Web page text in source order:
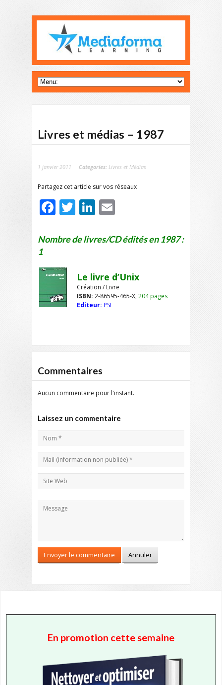
Livres et médias – 1987
1 janvier 2011 Categories: Livres et Médias
Partagez cet article sur vos réseaux
Facebook
TwitterLinkedIn
Nombre de livres/CD édités en 1987 :
1
Le livre d’Unix
Création / Livre
ISBN: 2-86595-465-X,204 pages
Editeur: PSI
Commentaires
Aucun commentaire pour l'instant.
Laissez un commentaire
En promotion cette semaine